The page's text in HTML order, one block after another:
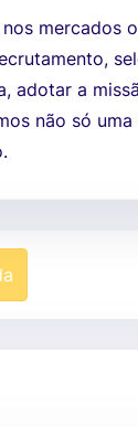
mercados
adotar a
não só